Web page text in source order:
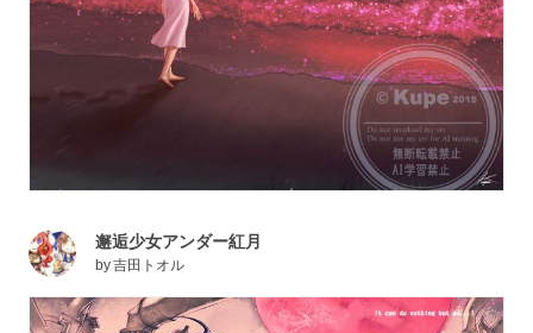
邂逅少女アンダー紅月
by吉田トオル